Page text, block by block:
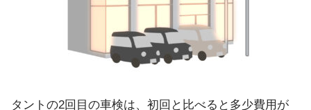
タントの2回目の車検は、初回と比べると多少費用が